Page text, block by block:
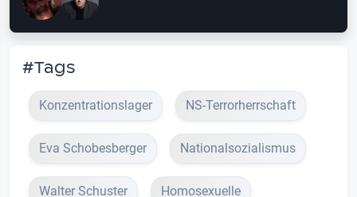
#Tags
Konzentrationslager NS-Terrorherrschaft
Eva Schobesberger Nationalsozialismus
Walter Schuster Homosexuelle